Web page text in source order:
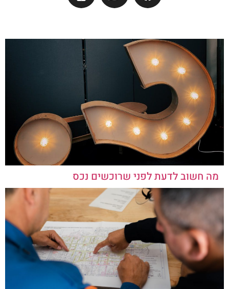
מה חשוב לדעת לפני שרוכשים נכס